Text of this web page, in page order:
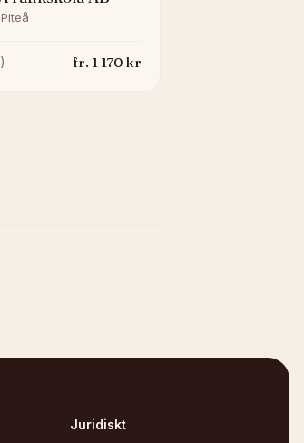
Piteå
) fr. 1 170 kr
Juridiskt